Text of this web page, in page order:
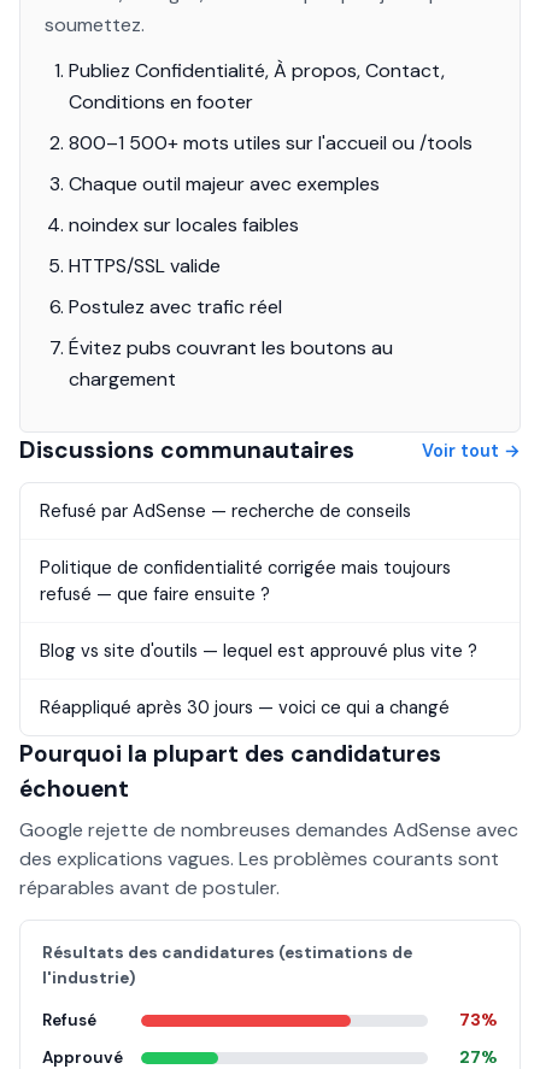
soumettez.
Publiez Confidentialité, À propos, Contact,
Conditions en footer
800–1 500+ mots utiles sur l'accueil ou /tools
Chaque outil majeur avec exemples
noindex sur locales faibles
HTTPS/SSL valide
Postulez avec trafic réel
Évitez pubs couvrant les boutons au
chargement
Discussions communautaires Voir tout →
Refusé par AdSense — recherche de conseils
Politique de confidentialité corrigée mais toujours
refusé — que faire ensuite ?
Blog vs site d'outils — lequel est approuvé plus vite ?
Réappliqué après 30 jours — voici ce qui a changé
Pourquoi la plupart des candidatures
échouent
Google rejette de nombreuses demandes AdSense avec
des explications vagues. Les problèmes courants sont
réparables avant de postuler.
Résultats des candidatures (estimations de
l'industrie)
Refusé
73%
Approuvé
27%